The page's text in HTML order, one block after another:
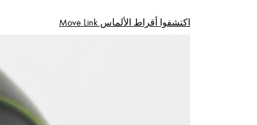
اكتشفوا أقراط الألماس Move Link